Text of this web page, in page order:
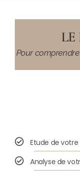
LE
Pour
Etude de
Analyse de